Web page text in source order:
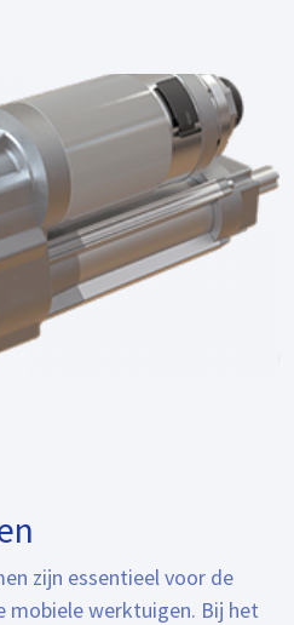
zijn essentieel voor de
mobiele werktuigen. Bij het